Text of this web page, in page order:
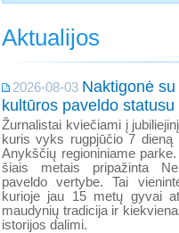
Aktualijos
2026-08-03 Naktigonė
kultūros paveldo statusu
Žurnalistai kviečiami į
kuris vyks rugpjūčio 7 dieną
Anykščių regioniniame
šiais metais pripažinta
paveldo vertybe. Tai
kurioje jau 15 metų gyvai
maudynių tradicija ir
istorijos dalimi.